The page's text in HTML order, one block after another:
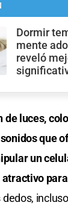
Dormir
mente
reveló
de luces,
que
un